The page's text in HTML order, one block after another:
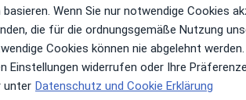
Wenn Sie nur notwendige Cookies
die für die ordnungsgemäße Nutzung
Cookies können nie abgelehnt werden.
Einstellungen widerrufen oder Ihre
unter Datenschutz und Cookie Erklärung